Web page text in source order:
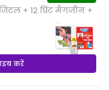
+ 12 प्रिंट मैगजीन +
करें